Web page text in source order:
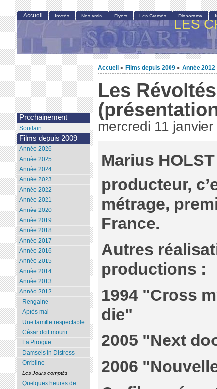
LES
Accueil > Films depuis 2009 > Année 2012
Les
mercredi 11
Marius
producteur,
métrage,
France.
Autres
productions :
1994 "Cross
die"
2005 "Next
2006
Accueil Invités Nos amis Flyers Les Cramés Diaporama
Prochainement
Soudain
Films depuis 2009
Année 2026
Année 2025
Année 2024
Année 2023
Année 2022
Année 2021
Année 2020
Année 2019
Année 2018
Année 2017
Année 2016
Année 2015
Année 2014
Année 2013
Année 2012
Rengaine
Après mai
Une famille respectable
César doit mourir
La Pirogue
Damsels in Distress
Ombline
Les Jours comptés
Quelques heures de